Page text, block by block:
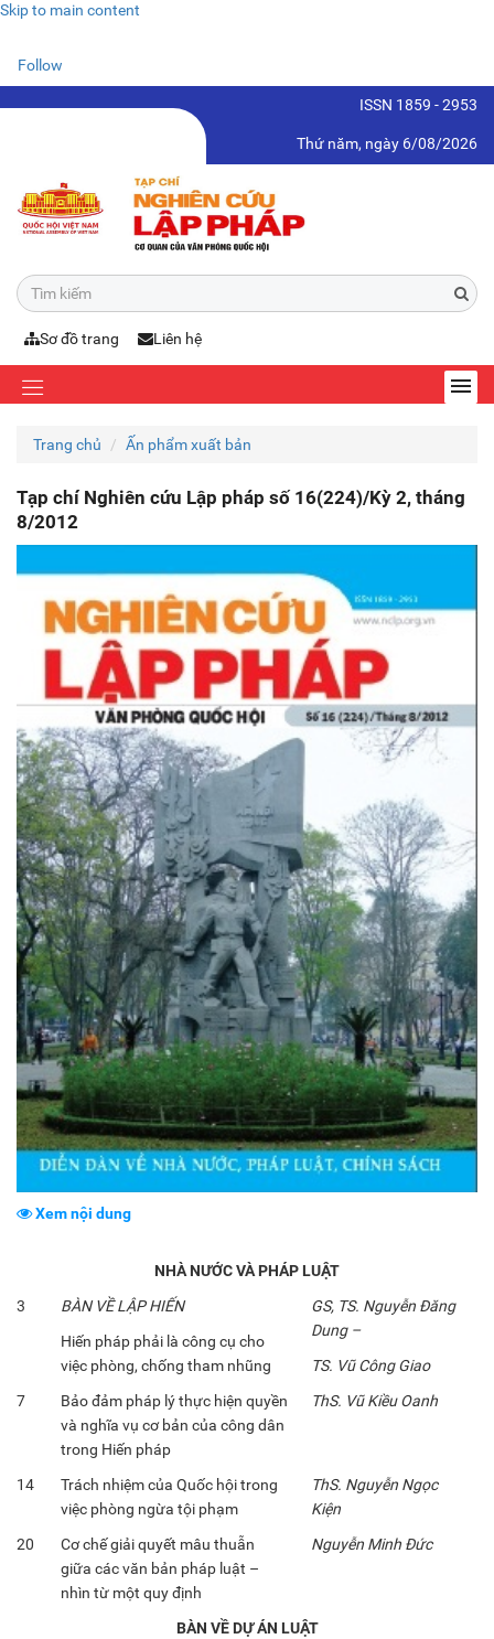
Skip to main content
Follow
ISSN 1859 - 2953
Thứ năm, ngày 6/08/2026
Sơ đồ trang Liên hệ
Trang chủ Ấn phẩm xuất bản
Tạp chí Nghiên cứu Lập pháp số 16(224)/Kỳ 2, tháng
8/2012
Xem nội dung
NHÀ NƯỚC VÀ PHÁP LUẬT
3
BÀN VỀ LẬP HIẾN
Hiến pháp phải là công cụ cho
việc phòng, chống tham nhũng
GS, TS. Nguyễn Đăng
Dung –
TS. Vũ Công Giao
7
Bảo đảm pháp lý thực hiện quyền
và nghĩa vụ cơ bản của công dân
trong Hiến pháp
ThS. Vũ Kiều Oanh
14
Trách nhiệm của Quốc hội trong
việc phòng ngừa tội phạm
ThS. Nguyễn Ngọc
Kiện
20
Cơ chế giải quyết mâu thuẫn
giữa các văn bản pháp luật –
nhìn từ một quy định
Nguyễn Minh Đức
BÀN VỀ DỰ ÁN LUẬT